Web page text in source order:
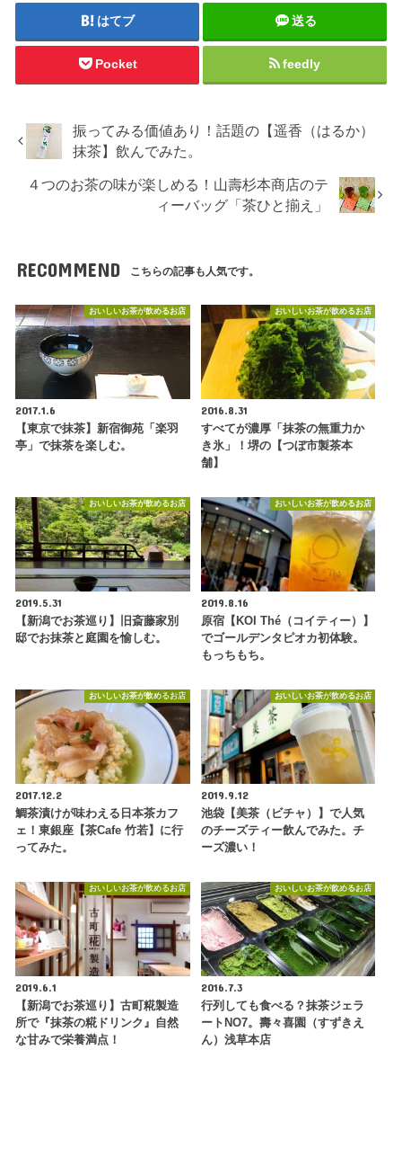
はてブ 送る
Pocket feedly
振ってみる価値あり！話題の【遥香（はるか）
抹茶】飲んでみた。
４つのお茶の味が楽しめる！山壽杉本商店のテ
ィーバッグ「茶ひと揃え」
RECOMMEND こちらの記事も人気です。
おいしいお茶が飲めるお店
2017.1.6
【東京で抹茶】新宿御苑「楽羽
亭」で抹茶を楽しむ。
おいしいお茶が飲めるお店
2016.8.31
すべてが濃厚「抹茶の無重力か
き氷」！堺の【つぼ市製茶本
舗】
おいしいお茶が飲めるお店
2019.5.31
【新潟でお茶巡り】旧斎藤家別
邸でお抹茶と庭園を愉しむ。
おいしいお茶が飲めるお店
2019.8.16
原宿【KOI Thé（コイティー）】
でゴールデンタピオカ初体験。
もっちもち。
おいしいお茶が飲めるお店
2017.12.2
鯛茶漬けが味わえる日本茶カフ
ェ！東銀座【茶Cafe 竹若】に行
ってみた。
おいしいお茶が飲めるお店
2019.9.12
池袋【美茶（ビチャ）】で人気
のチーズティー飲んでみた。チ
ーズ濃い！
おいしいお茶が飲めるお店
2019.6.1
【新潟でお茶巡り】古町糀製造
所で『抹茶の糀ドリンク』自然
な甘みで栄養満点！
おいしいお茶が飲めるお店
2016.7.3
行列しても食べる？抹茶ジェラ
ートNO7。壽々喜園（すずきえ
ん）浅草本店